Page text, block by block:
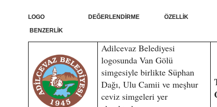
LOGO DEĞERLENDİRME ÖZELLİK
BENZERLİK
Adilcevaz Belediyesi
logosunda Van Gölü
simgesiyle birlikte Süphan
Dağı, Ulu Camii ve meşhur
ceviz simgeleri yer